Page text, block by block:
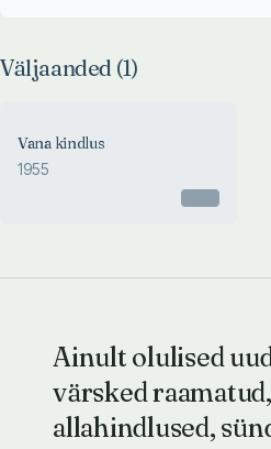
Väljaanded (1)
Vana kindlus
1955
Ainult olulised
värsked raamatud,
allahindlused,